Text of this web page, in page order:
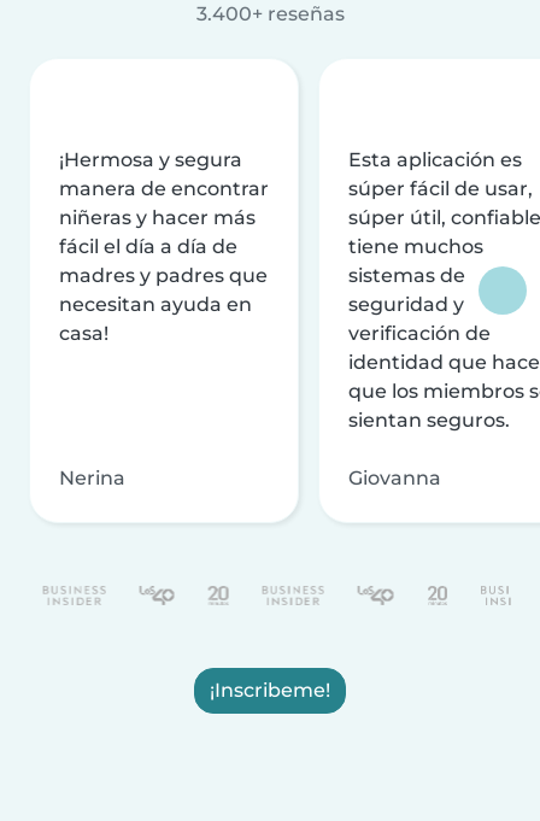
3.400+ reseñas
¡Hermosa y segura
manera de encontrar
niñeras y hacer más
fácil el día a día de
madres y padres que
necesitan ayuda en
casa!
Nerina
Esta aplicación es
súper fácil de usar,
súper útil,
tiene muchos
sistemas de
seguridad y
verificación de
identidad que
que los miembros
sientan seguros.
Giovanna
¡Inscribeme!